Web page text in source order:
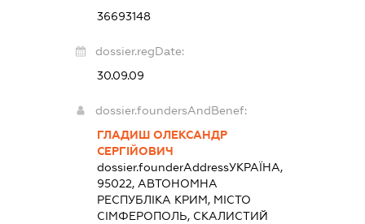
36693148
dossier.regDate:
30.09.09
dossier.foundersAndBenef:
ГЛАДИШ ОЛЕКСАНДР
СЕРГІЙОВИЧ
dossier.founderAddressУКРАЇНА,
95022, АВТОНОМНА
РЕСПУБЛІКА КРИМ, МІСТО
СІМФЕРОПОЛЬ, СКАЛИСТИЙ